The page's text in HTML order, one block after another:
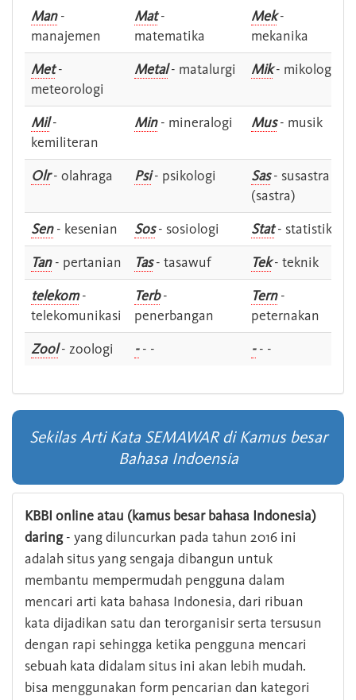
Man-
manajemen
Mat-
matematika
Mek-
mekanika
Met-
meteorologi
Metal- matalurgi Mik- mikologi
Mil-
kemiliteran
Min- mineralogi Mus- musik
Olr- olahraga Psi- psikologi Sas- susastra -
(sastra)
Sen- kesenian Sos- sosiologi Stat- statistik
Tan- pertanian Tas- tasawuf Tek- teknik
telekom-
telekomunikasi
Terb-
penerbangan
Tern-
peternakan
Zool- zoologi -- - -- -
Sekilas Arti Kata SEMAWAR di Kamus besar
Bahasa Indoensia
KBBI online atau (kamus besar bahasa Indonesia)
daring- yang diluncurkan pada tahun 2016 ini
adalah situs yang sengaja dibangun untuk
membantu mempermudah pengguna dalam
mencari arti kata bahasa Indonesia, dari ribuan
kata dijadikan satu dan terorganisir serta tersusun
dengan rapi sehingga ketika pengguna mencari
sebuah kata didalam situs ini akan lebih mudah.
bisa menggunakan form pencarian dan kategori